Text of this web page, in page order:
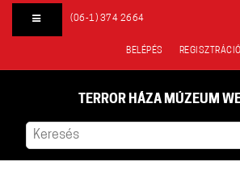
(06-1) 374 2664
BELÉPÉS REGISZTRÁCIÓ
TERROR HÁZA MÚZEUM